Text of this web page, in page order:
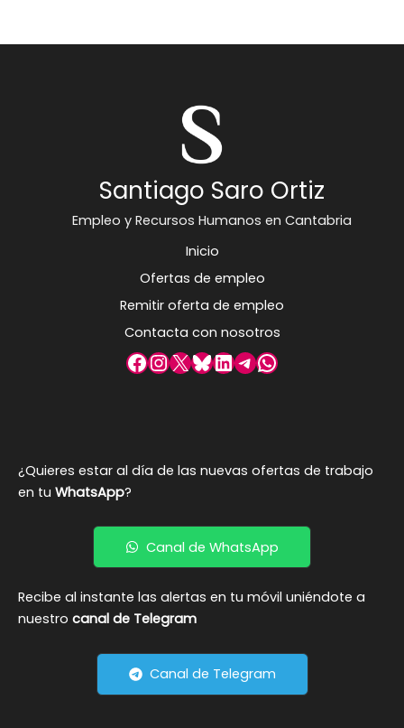
Santiago Saro Ortiz
Empleo y Recursos Humanos en Cantabria
Inicio
Ofertas de empleo
Remitir oferta de empleo
Contacta con nosotros
Facebook
Instagram
X Bluesky
LinkedIn
Telegram
WhatsApp
¿Quieres estar al día de las nuevas ofertas de trabajo
en tu WhatsApp?
Canal de WhatsApp
Recibe al instante las alertas en tu móvil uniéndote a
nuestro canal de Telegram
Canal de Telegram